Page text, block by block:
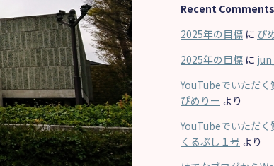
ブ
Recent Comments
2025年の目標 に ぴ
2025年の目標 に
YouTubeでいただ
ぴめりー より
YouTubeでいただ
くるぶし１号 より